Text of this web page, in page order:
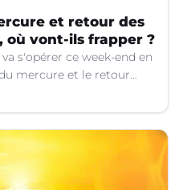
et retour des
où vont-ils frapper ?
s'opérer ce week-end en
mercure et le retour